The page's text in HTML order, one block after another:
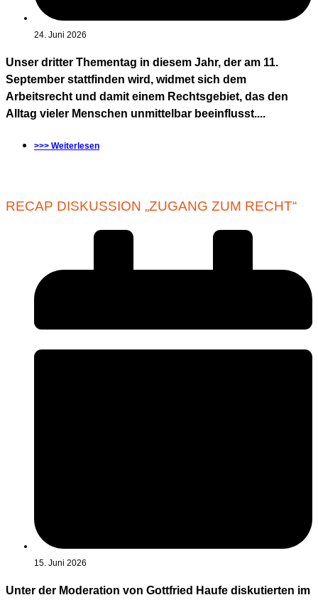
24. Juni 2026
Unser dritter Thementag in diesem Jahr, der am 11.
September stattfinden wird, widmet sich dem
Arbeitsrecht und damit einem Rechtsgebiet, das den
Alltag vieler Menschen unmittelbar beeinflusst....
>>> Weiterlesen
RECAP DISKUSSION „ZUGANG ZUM RECHT“
15. Juni 2026
Unter der Moderation von Gottfried Haufe diskutierten im